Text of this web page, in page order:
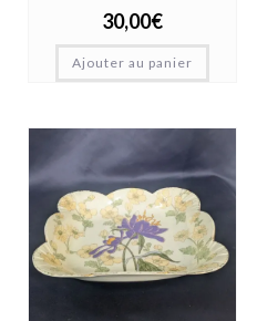
30,00€
Ajouter au panier